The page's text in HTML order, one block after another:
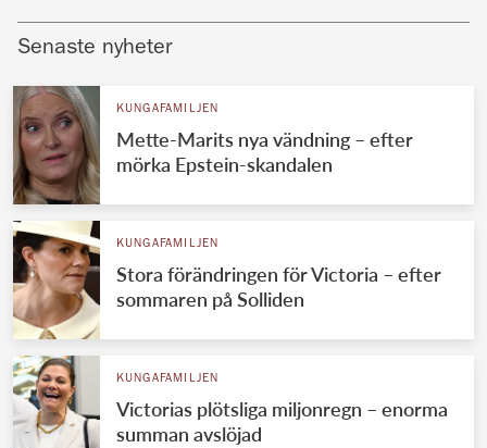
Senaste nyheter
KUNGAFAMILJEN
Mette-Marits nya vändning – efter
mörka Epstein-skandalen
KUNGAFAMILJEN
Stora förändringen för Victoria – efter
sommaren på Solliden
KUNGAFAMILJEN
Victorias plötsliga miljonregn – enorma
summan avslöjad